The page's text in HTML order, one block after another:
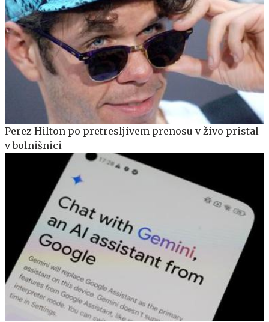
Perez Hilton po pretresljivem prenosu v živo pristal
v bolnišnici